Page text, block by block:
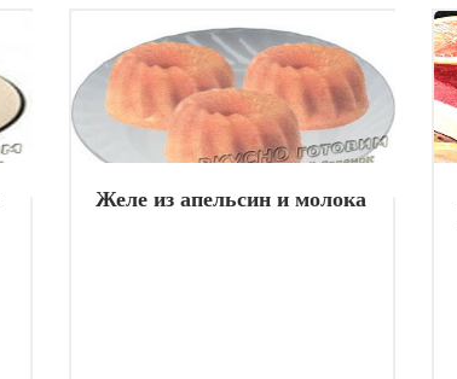
Желе из апельсин и молока